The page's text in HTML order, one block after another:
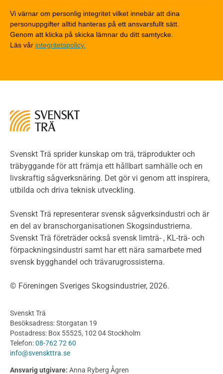
Detaljlösningar
Träytors brandegenskaper
Tekniska byten med sprinkler
Riskvärdering i flervåningsbostadshus
Miljöeffekter
LCA
Miljödeklarationer och märkning
Termer och förkortningar
Planering
Klimatkalkylator hallar
Projektering av trähus - generellt
Byggsystem
Fasadsystem i skivmaterial
Bullerskärmar och andra utomhuskonstruktioner
Byggnation och utförande
Utförande
Produkter
Konstruktionsvirke
Konstruktionsvirke Behandlat
Vi värnar om personlig integritet vilket innebär att dina
personuppgifter alltid hanteras på ett ansvarsfullt sätt.
Genom att klicka på skicka lämnar du ditt samtycke.
Läs vår integritetspolicy.
Svenskt Trä sprider kunskap om trä, träprodukter och
träbyggande för att främja ett hållbart samhälle och en
livskraftig sågverksnäring. Det gör vi genom att inspirera,
utbilda och driva teknisk utveckling.
Svenskt Trä representerar svensk sågverksindustri och är
en del av branschorganisationen Skogsindustrierna.
Svenskt Trä företräder också svensk limträ- , KL-trä- och
förpackningsindustri samt har ett nära samarbete med
svensk bygghandel och trävarugrossisterna.
© Föreningen Sveriges Skogsindustrier, 2026.
Svenskt Trä
Besöksadress: Storgatan 19
Postadress: Box 55525, 102 04 Stockholm
Telefon:08-762 72 60
info@svenskttra.se
Ansvarig utgivare: Anna Ryberg Ågren